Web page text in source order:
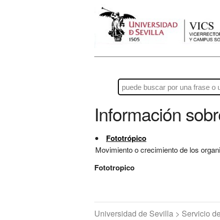
Información
Fototrópico
Movimiento o crecimiento de los
Fototropico
Universidad de Sevilla > Servicio